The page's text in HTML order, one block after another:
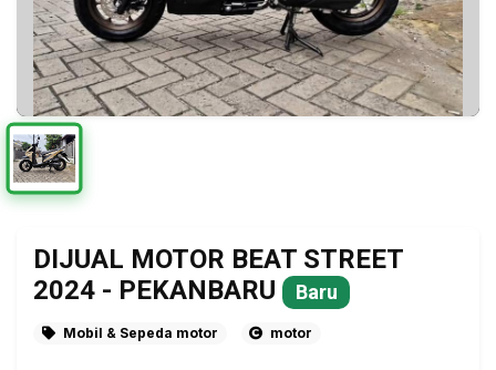
DIJUAL MOTOR BEAT STREET
2024 - PEKANBARU
Baru
Mobil & Sepeda motor motor